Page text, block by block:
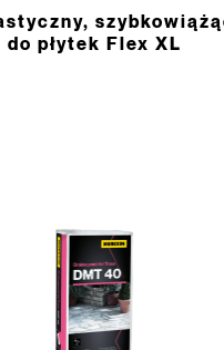
do płytek Flex XL